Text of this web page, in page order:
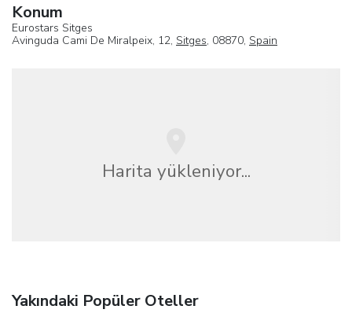
Konum
Eurostars Sitges
Avinguda Cami De Miralpeix, 12, Sitges, 08870, Spain
Harita yükleniyor...
Yakındaki Popüler Oteller